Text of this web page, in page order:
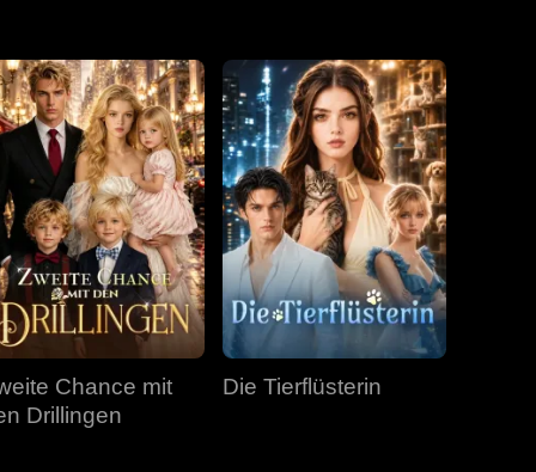
Folge 34 Folge 35
Chance mit
Drillingen
Die Tierflüsterin